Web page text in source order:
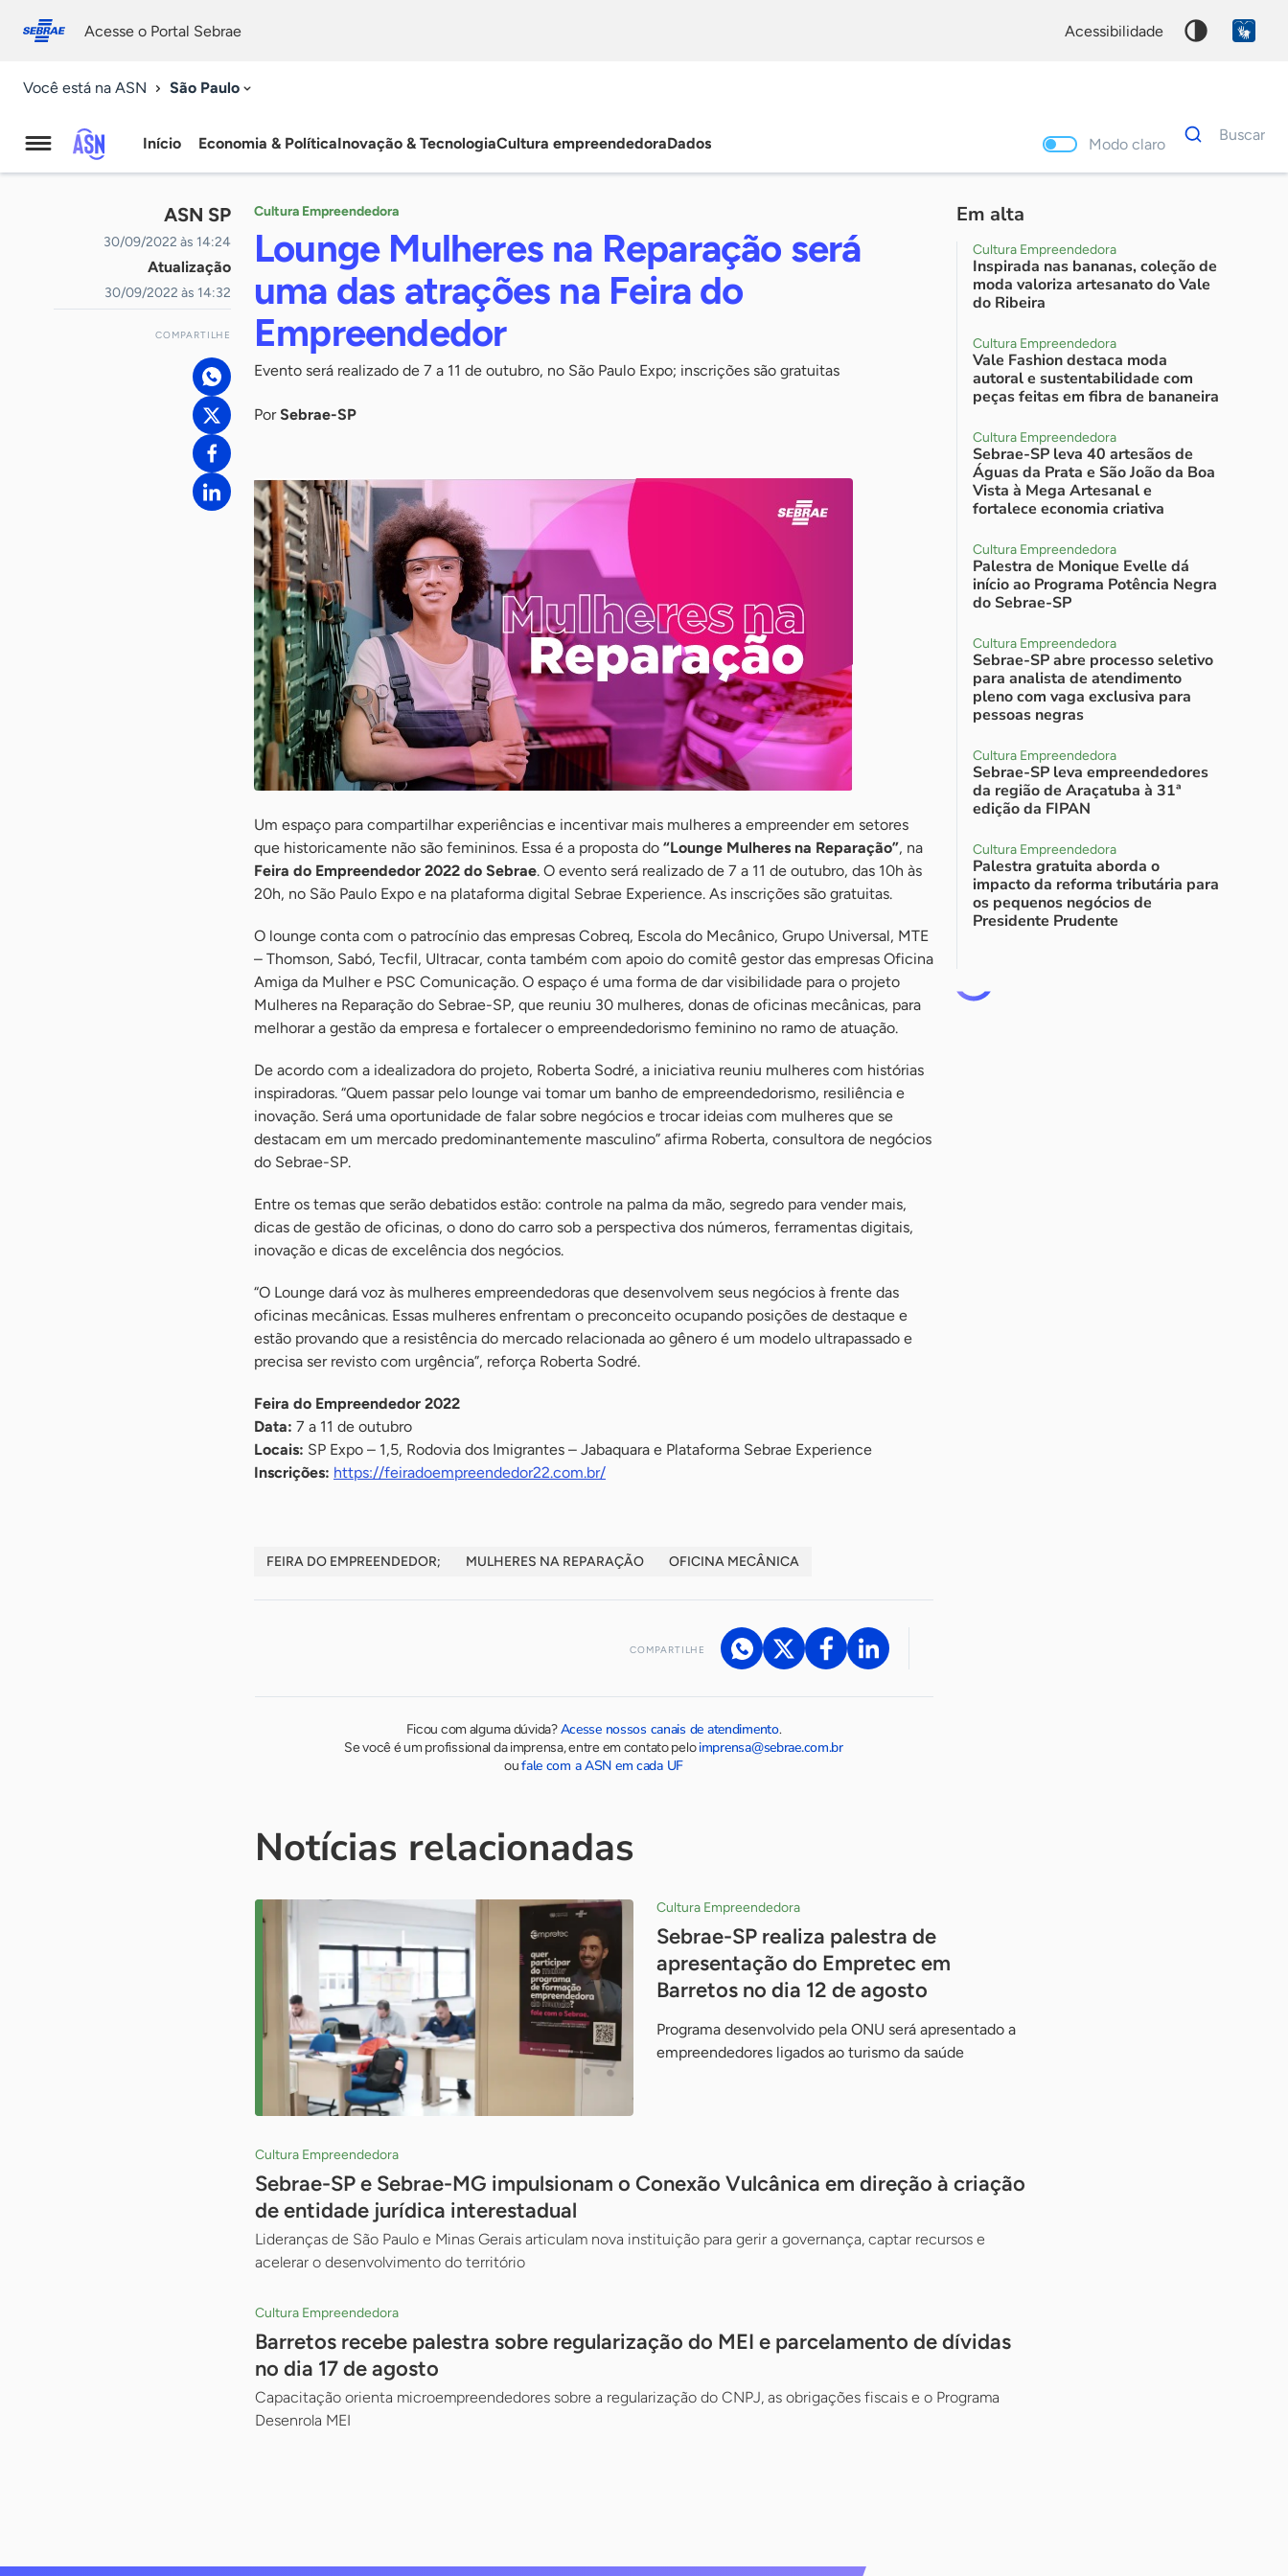
conosco
Acesse o Portal Sebrae acessibilidade
Você está na ASN São Paulo
Agência
Sebrae
de
Notícias
Início Economia & PolíticaInovação & TecnologiaCultura empreendedoraDados Modo claro
Dados
para
Buscar
ASN SP
30/09/2022 às 14:24
Atualização
30/09/2022 às 14:32
COMPARTILHE
Cultura Empreendedora
Lounge Mulheres na Reparação será
uma das atrações na Feira do
Empreendedor
Evento será realizado de 7 a 11 de outubro, no São Paulo Expo; inscrições são gratuitas
PorSebrae-SP
Um espaço para compartilhar experiências e incentivar mais mulheres a empreender em setores
que historicamente não são femininos. Essa é a proposta do “Lounge Mulheres na Reparação”, na
Feira do Empreendedor 2022 do Sebrae. O evento será realizado de 7 a 11 de outubro, das 10h às
20h, no São Paulo Expo e na plataforma digital Sebrae Experience. As inscrições são gratuitas.
O lounge conta com o patrocínio das empresas Cobreq, Escola do Mecânico, Grupo Universal, MTE
– Thomson, Sabó, Tecfil, Ultracar, conta também com apoio do comitê gestor das empresas Oficina
Amiga da Mulher e PSC Comunicação. O espaço é uma forma de dar visibilidade para o projeto
Mulheres na Reparação do Sebrae-SP, que reuniu 30 mulheres, donas de oficinas mecânicas, para
melhorar a gestão da empresa e fortalecer o empreendedorismo feminino no ramo de atuação.
De acordo com a idealizadora do projeto, Roberta Sodré, a iniciativa reuniu mulheres com histórias
inspiradoras. “Quem passar pelo lounge vai tomar um banho de empreendedorismo, resiliência e
inovação. Será uma oportunidade de falar sobre negócios e trocar ideias com mulheres que se
destacam em um mercado predominantemente masculino” afirma Roberta, consultora de negócios
do Sebrae-SP.
Entre os temas que serão debatidos estão: controle na palma da mão, segredo para vender mais,
dicas de gestão de oficinas, o dono do carro sob a perspectiva dos números, ferramentas digitais,
inovação e dicas de excelência dos negócios.
“O Lounge dará voz às mulheres empreendedoras que desenvolvem seus negócios à frente das
oficinas mecânicas. Essas mulheres enfrentam o preconceito ocupando posições de destaque e
estão provando que a resistência do mercado relacionada ao gênero é um modelo ultrapassado e
precisa ser revisto com urgência”, reforça Roberta Sodré.
Feira do Empreendedor 2022
Data: 7 a 11 de outubro
Locais: SP Expo – 1,5, Rodovia dos Imigrantes – Jabaquara e Plataforma Sebrae Experience
Inscrições: https://feiradoempreendedor22.com.br/
FEIRA DO EMPREENDEDOR; MULHERES NA REPARAÇÃO OFICINA MECÂNICA
COMPARTILHE
Ficou com alguma dúvida?Acesse nossos canais de atendimento.
Se você é um profissional da imprensa, entre em contato peloimprensa@sebrae.com.br
oufale com a ASN em cada UF
Em alta
Cultura Empreendedora
Inspirada nas bananas, coleção de
moda valoriza artesanato do Vale
do Ribeira
Cultura Empreendedora
Vale Fashion destaca moda
autoral e sustentabilidade com
peças feitas em fibra de bananeira
Cultura Empreendedora
Sebrae-SP leva 40 artesãos de
Águas da Prata e São João da Boa
Vista à Mega Artesanal e
fortalece economia criativa
Cultura Empreendedora
Palestra de Monique Evelle dá
início ao Programa Potência Negra
do Sebrae-SP
Cultura Empreendedora
Sebrae-SP abre processo seletivo
para analista de atendimento
pleno com vaga exclusiva para
pessoas negras
Cultura Empreendedora
Sebrae-SP leva empreendedores
da região de Araçatuba à 31ª
edição da FIPAN
Cultura Empreendedora
Palestra gratuita aborda o
impacto da reforma tributária para
os pequenos negócios de
Presidente Prudente
Notícias relacionadas
Cultura Empreendedora
Sebrae-SP realiza palestra de
apresentação do Empretec em
Barretos no dia 12 de agosto
Programa desenvolvido pela ONU será apresentado a
empreendedores ligados ao turismo da saúde
Cultura Empreendedora
Sebrae-SP e Sebrae-MG impulsionam o Conexão Vulcânica em direção à criação
de entidade jurídica interestadual
Lideranças de São Paulo e Minas Gerais articulam nova instituição para gerir a governança, captar recursos e
acelerar o desenvolvimento do território
Cultura Empreendedora
Barretos recebe palestra sobre regularização do MEI e parcelamento de dívidas
no dia 17 de agosto
Capacitação orienta microempreendedores sobre a regularização do CNPJ, as obrigações fiscais e o Programa
Desenrola MEI